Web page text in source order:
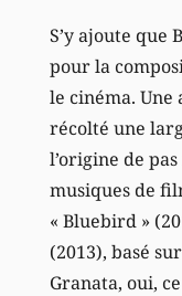
S’y ajoute que
pour la
le cinéma.
récolté une
l’origine de
musiques de
« Bluebird »
(2013), basé
Granata, oui,